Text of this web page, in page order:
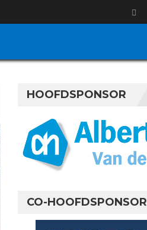
HOOFDSPONSOR
CO-HOOFDSPONSOR